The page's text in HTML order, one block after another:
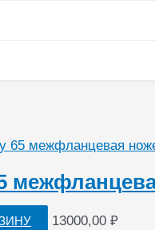
13000,00 ₽